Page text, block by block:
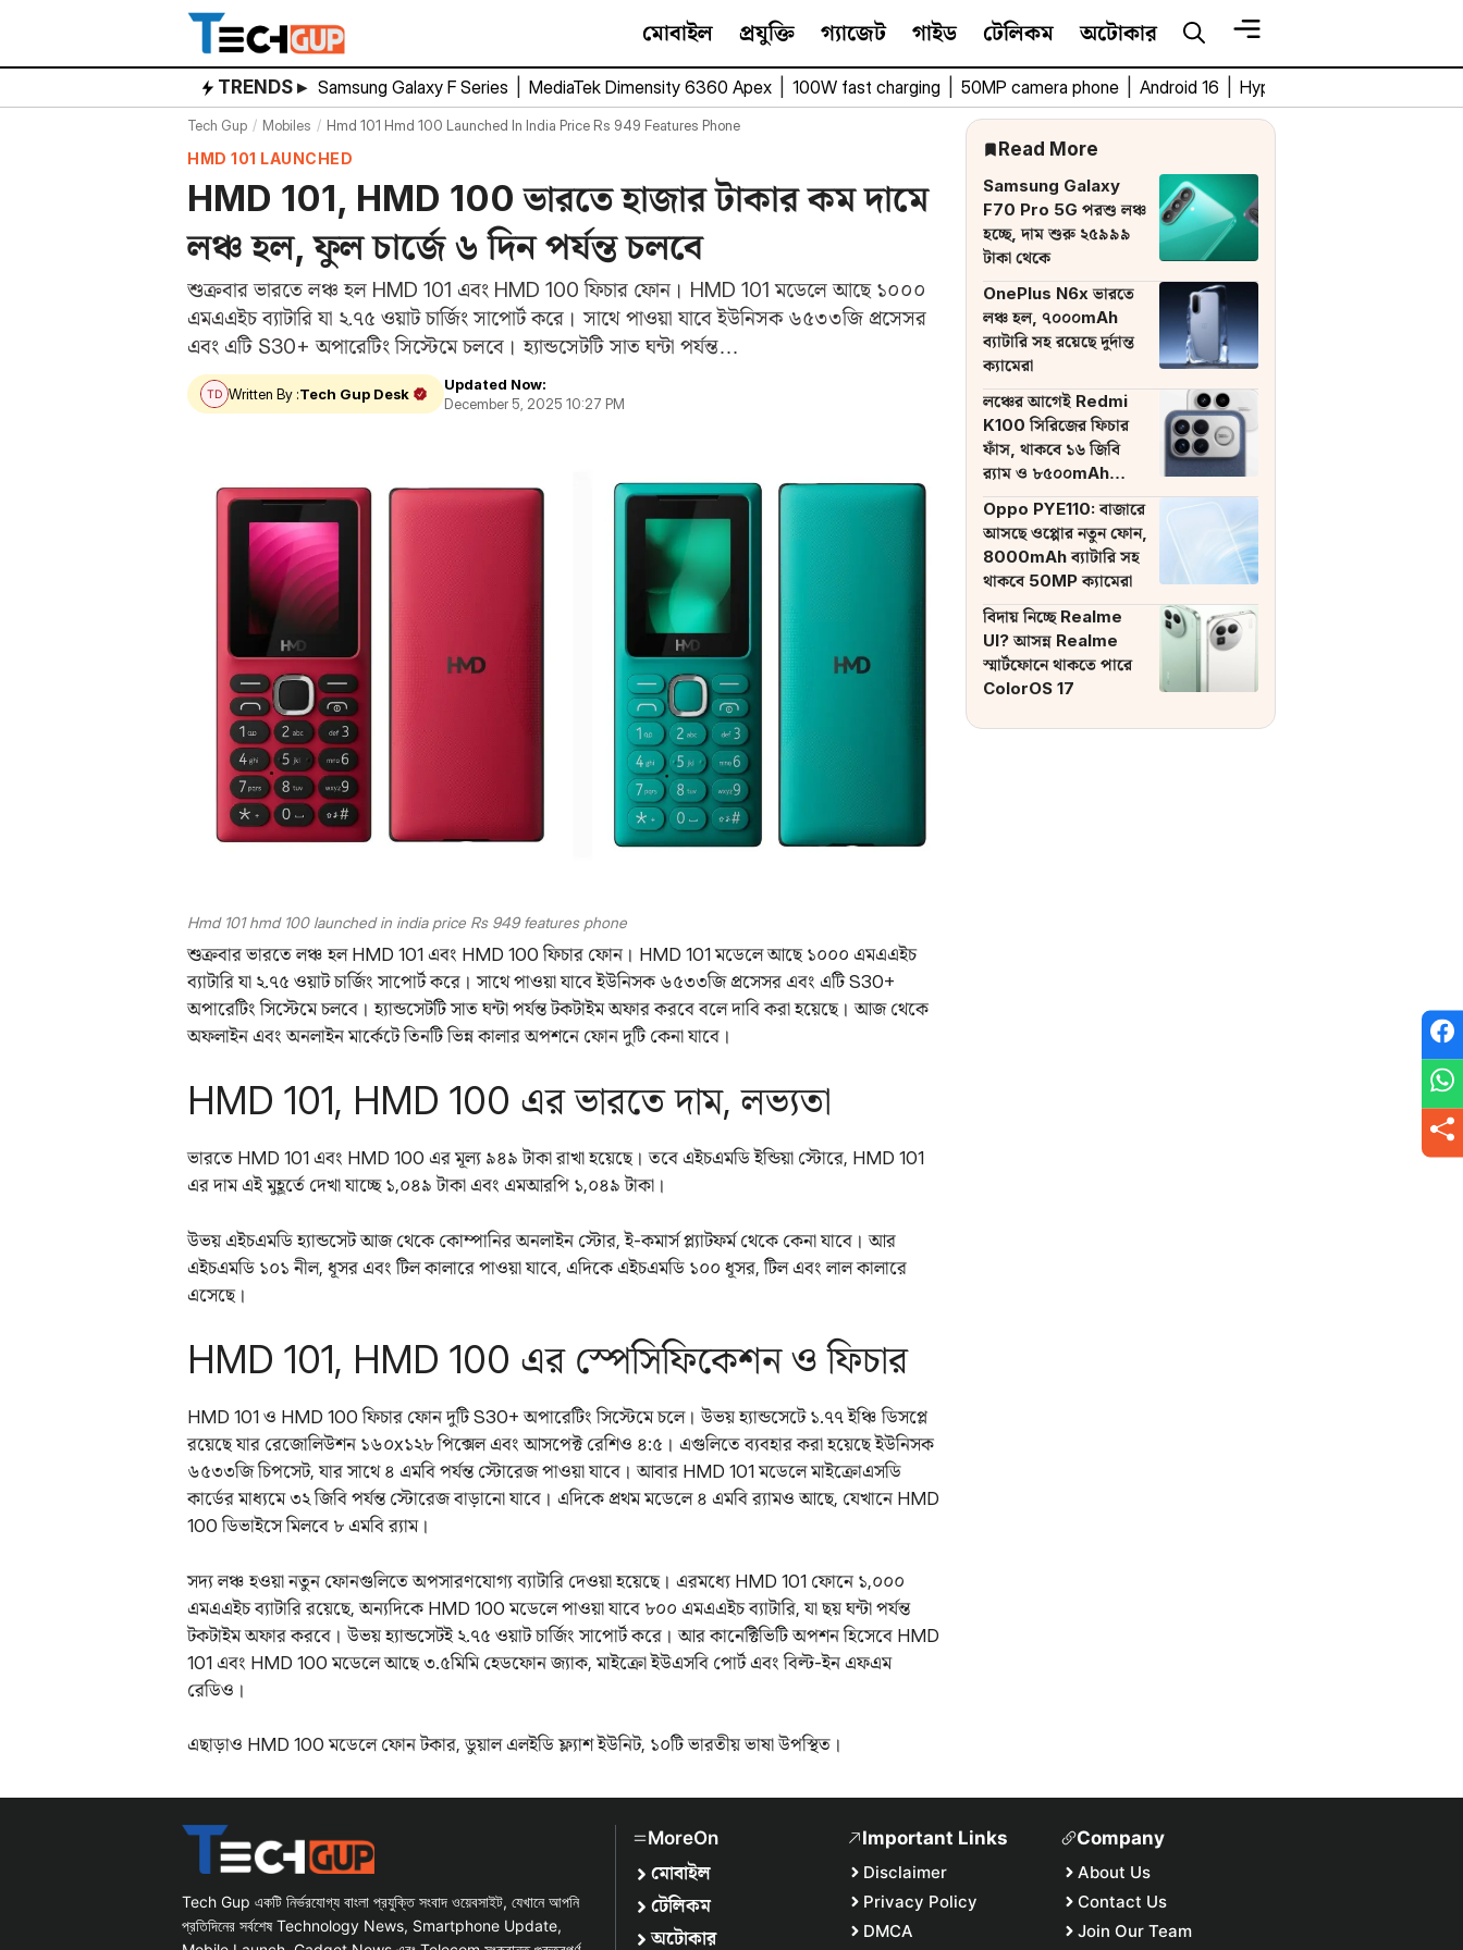
content
মোবাইল প্রযুক্তি গ্যাজেট গাইড টেলিকম অটোকার
TRENDS ▸ Samsung Galaxy F Series MediaTek Dimensity 6360 Apex 100W fast charging 50MP camera phone Android 16 HyperOS 3
Tech Gup Mobiles Hmd 101 Hmd 100 Launched In India Price Rs 949 Features Phone
HMD 101 LAUNCHED
HMD 101, HMD 100 ভারতে হাজার টাকার কম দামে
লঞ্চ হল, ফুল চার্জে ৬ দিন পর্যন্ত চলবে
শুক্রবার ভারতে লঞ্চ হল HMD 101 এবং HMD 100 ফিচার ফোন। HMD 101 মডেলে আছে ১০০০
এমএএইচ ব্যাটারি যা ২.৭৫ ওয়াট চার্জিং সাপোর্ট করে। সাথে পাওয়া যাবে ইউনিসক ৬৫৩৩জি প্রসেসর
এবং এটি S30+​ অপারেটিং সিস্টেমে চলবে। হ্যান্ডসেটটি সাত ঘন্টা পর্যন্ত…
Written By :Tech Gup Desk
Updated Now:
December 5, 2025 10:27 PM
Hmd 101 hmd 100 launched in india price Rs 949 features phone
শুক্রবার ভারতে লঞ্চ হল HMD 101 এবং HMD 100 ফিচার ফোন। HMD 101 মডেলে আছে ১০০০ এমএএইচ
ব্যাটারি যা ২.৭৫ ওয়াট চার্জিং সাপোর্ট করে। সাথে পাওয়া যাবে ইউনিসক ৬৫৩৩জি প্রসেসর এবং এটি S30+​
অপারেটিং সিস্টেমে চলবে। হ্যান্ডসেটটি সাত ঘন্টা পর্যন্ত টকটাইম অফার করবে বলে দাবি করা হয়েছে। আজ থেকে
অফলাইন এবং অনলাইন মার্কেটে তিনটি ভিন্ন কালার অপশনে ফোন দুটি কেনা যাবে।
HMD 101, HMD 100 এর ভারতে দাম, লভ্যতা
ভারতে HMD 101 এবং HMD 100 এর মূল্য ৯৪৯ টাকা রাখা হয়েছে। তবে এইচএমডি ইন্ডিয়া স্টোরে, HMD 101
এর দাম এই মুহূর্তে দেখা যাচ্ছে ১,০৪৯ টাকা এবং এমআরপি ১,০৪৯ টাকা।
উভয় এইচএমডি হ্যান্ডসেট আজ থেকে কোম্পানির অনলাইন স্টোর, ই-কমার্স প্ল্যাটফর্ম থেকে কেনা যাবে। আর
এইচএমডি ১০১ নীল, ধূসর এবং টিল কালারে পাওয়া যাবে, এদিকে এইচএমডি ১০০ ধূসর, টিল এবং লাল কালারে
এসেছে।
HMD 101, HMD 100 এর স্পেসিফিকেশন ও ফিচার
HMD 101 ও HMD 100 ফিচার ফোন দুটি S30+ অপারেটিং সিস্টেমে চলে। উভয় হ্যান্ডসেটে ১.৭৭ ইঞ্চি ডিসপ্লে
রয়েছে যার রেজোলিউশন ১৬০x১২৮ পিক্সেল এবং আসপেক্ট রেশিও ৪:৫। এগুলিতে ব্যবহার করা হয়েছে ইউনিসক
৬৫৩৩জি চিপসেট, যার সাথে ৪ এমবি পর্যন্ত স্টোরেজ পাওয়া যাবে। আবার HMD 101 মডেলে মাইক্রোএসডি
কার্ডের মাধ্যমে ৩২ জিবি পর্যন্ত স্টোরেজ বাড়ানো যাবে। এদিকে প্রথম মডেলে ৪ এমবি র‌্যামও আছে, যেখানে HMD
100 ডিভাইসে মিলবে ৮ এমবি র‌্যাম।
সদ্য লঞ্চ হওয়া নতুন ফোনগুলিতে অপসারণযোগ্য ব্যাটারি দেওয়া হয়েছে। এরমধ্যে HMD 101 ফোনে ১,০০০
এমএএইচ ব্যাটারি রয়েছে, অন্যদিকে HMD 100 মডেলে পাওয়া যাবে ৮০০ এমএএইচ ব্যাটারি, যা ছয় ঘন্টা পর্যন্ত
টকটাইম অফার করবে। উভয় হ্যান্ডসেটই ২.৭৫ ওয়াট চার্জিং সাপোর্ট করে। আর কানেক্টিভিটি অপশন হিসেবে HMD
101 এবং HMD 100 মডেলে আছে ৩.৫মিমি হেডফোন জ্যাক, মাইক্রো ইউএসবি পোর্ট এবং বিল্ট-ইন এফএম
রেডিও।
এছাড়াও HMD 100 মডেলে ফোন টকার, ডুয়াল এলইডি ফ্ল্যাশ ইউনিট, ১০টি ভারতীয় ভাষা উপস্থিত।
Read More
Samsung Galaxy
F70 Pro 5G পরশু লঞ্চ
হচ্ছে, দাম শুরু ২৫৯৯৯
টাকা থেকে
OnePlus N6x ভারতে
লঞ্চ হল, ৭০০০mAh
ব্যাটারি সহ রয়েছে দুর্দান্ত
ক্যামেরা
লঞ্চের আগেই Redmi
K100 সিরিজের ফিচার
ফাঁস, থাকবে ১৬ জিবি
র‌্যাম ও ৮৫০০mAh
ব্যাটারি
Oppo PYE110: বাজারে
আসছে ওপ্পোর নতুন ফোন,
8000mAh ব্যাটারি সহ
থাকবে 50MP ক্যামেরা
বিদায় নিচ্ছে Realme
UI? আসন্ন Realme
স্মার্টফোনে থাকতে পারে
ColorOS 17
Tech Gup একটি নির্ভরযোগ্য বাংলা প্রযুক্তি সংবাদ ওয়েবসাইট, যেখানে আপনি
প্রতিদিনের সর্বশেষ Technology News, Smartphone Update,
MoreOn
মোবাইল
টেলিকম
অটোকার
Important Links
Disclaimer
Privacy Policy
DMCA
Company
About Us
Contact Us
Join Our Team